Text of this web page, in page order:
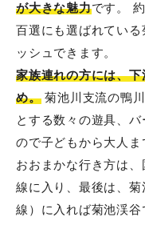
が大きな魅力です。
百選にも選ばれてい
ッシュできます。
家族連れの方には、
め。菊池川支流の鴨
とする数々の遊具、
ので子どもから大人ま
おおまかな行き方は
線に入り、最後は、
線）に入れば菊池渓谷